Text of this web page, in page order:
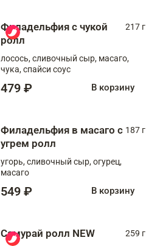
Филадельфия с чукой
ролл
217 г
лосось, сливочный сыр, масаго,
чука, спайси соус
479 ₽ В корзину
Филадельфия в масаго с
угрем ролл
187 г
угорь, сливочный сыр, огурец,
масаго
549 ₽ В корзину
Самурай ролл NEW
259 г